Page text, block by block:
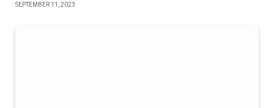
SEPTEMBER 11, 2023